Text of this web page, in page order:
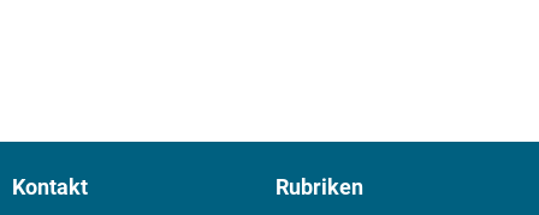
Kontakt Rubriken